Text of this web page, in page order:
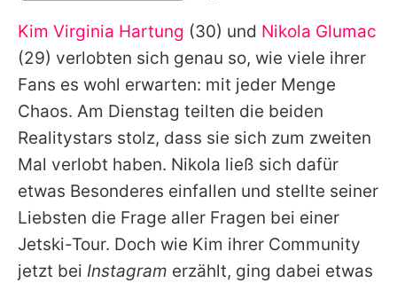
Alle Themen auf Promiflash
Jobs
App runterladen
Team
Redaktionelle Richtlinien
Impressum
Datenschutzerklärung
Kim Virginia Hartung (30) und Nikola Glumac
(29) verlobten sich genau so, wie viele ihrer
Fans es wohl erwarten: mit jeder Menge
Chaos. Am Dienstag teilten die beiden
Realitystars stolz, dass sie sich zum zweiten
Mal verlobt haben. Nikola ließ sich dafür
etwas Besonderes einfallen und stellte seiner
Liebsten die Frage aller Fragen bei einer
Jetski-Tour. Doch wie Kim ihrer Community
jetzt bei Instagram erzählt, ging dabei etwas